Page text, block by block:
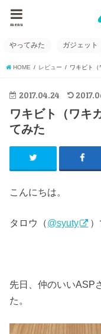
menu
やってみた ガジェット
HOME レビュー ワキビト（
2017.04.24
ワキビト（ワキ
てみた
こんにちは。
タロウ（@syuty ）
先日、仲のいいASP
た。